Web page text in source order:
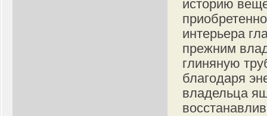
историю
интерьера
прежним
глиняную
благодаря
владельца